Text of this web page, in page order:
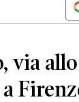
via allo